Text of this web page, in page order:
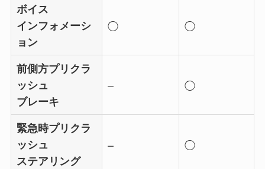
ボイス
インフォメーシ
ョン
◯ ◯
前側方プリクラ
ッシュ
ブレーキ
– ◯
緊急時プリクラ
ッシュ
ステアリング
– ◯